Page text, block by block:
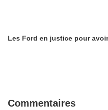
Les Ford en justice pour
Commentaires